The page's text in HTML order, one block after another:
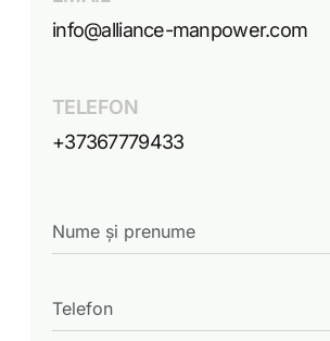
info@alliance-manpower.com
TELEFON
+37367779433